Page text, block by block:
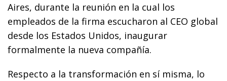
Aires, durante la reunión en la cual los
empleados de la firma escucharon al CEO global
desde los Estados Unidos, inaugurar
formalmente la nueva compañía.
Respecto a la transformación en sí misma, lo